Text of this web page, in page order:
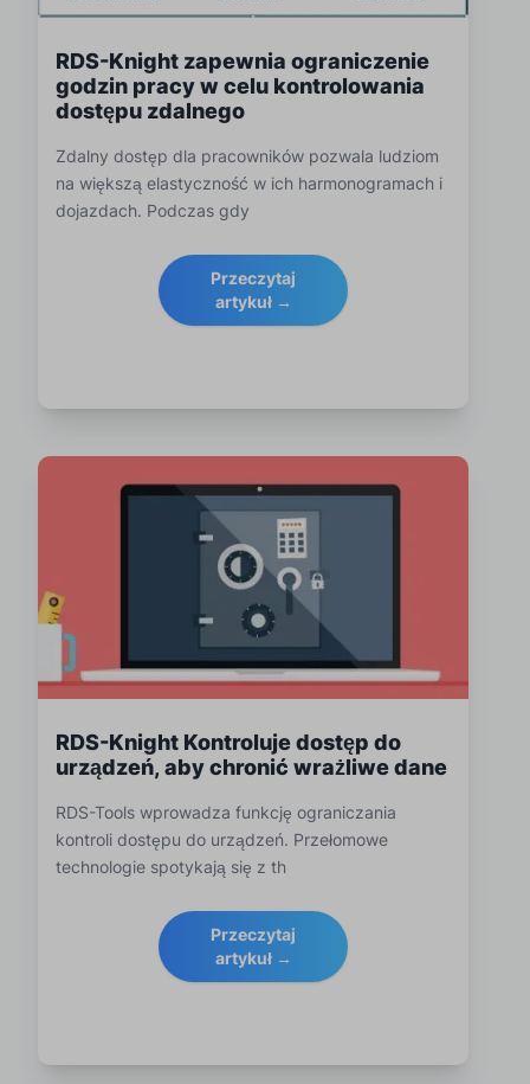
RDS-Knight zapewnia ograniczenie
godzin pracy w celu kontrolowania
dostępu zdalnego
Zdalny dostęp dla pracowników pozwala ludziom
na większą elastyczność w ich harmonogramach i
dojazdach. Podczas gdy
Przeczytaj
artykuł →
RDS-Knight Kontroluje dostęp do
urządzeń, aby chronić wrażliwe dane
RDS-Tools wprowadza funkcję ograniczania
kontroli dostępu do urządzeń. Przełomowe
technologie spotykają się z th
Przeczytaj
artykuł →